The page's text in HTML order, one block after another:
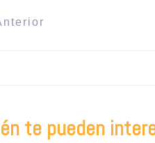
te pueden